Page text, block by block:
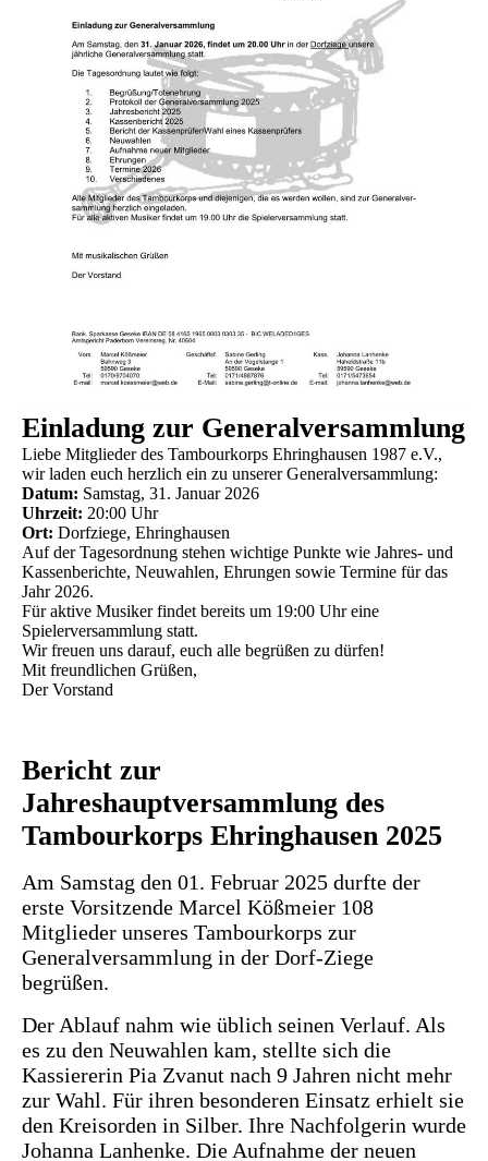
Einladung zur Generalversammlung
Liebe Mitglieder des Tambourkorps Ehringhausen 1987 e.V.,
wir laden euch herzlich ein zu unserer Generalversammlung:
Datum: Samstag, 31. Januar 2026
Uhrzeit: 20:00 Uhr
Ort: Dorfziege, Ehringhausen
Auf der Tagesordnung stehen wichtige Punkte wie Jahres- und
Kassenberichte, Neuwahlen, Ehrungen sowie Termine für das
Jahr 2026.
Für aktive Musiker findet bereits um 19:00 Uhr eine
Spielerversammlung statt.
Wir freuen uns darauf, euch alle begrüßen zu dürfen!
Mit freundlichen Grüßen,
Der Vorstand
Bericht zur
Jahreshauptversammlung des
Tambourkorps Ehringhausen 2025
Am Samstag den 01. Februar 2025 durfte der
erste Vorsitzende Marcel Kößmeier 108
Mitglieder unseres Tambourkorps zur
Generalversammlung in der Dorf-Ziege
begrüßen.
Der Ablauf nahm wie üblich seinen Verlauf. Als
es zu den Neuwahlen kam, stellte sich die
Kassiererin Pia Zvanut nach 9 Jahren nicht mehr
zur Wahl. Für ihren besonderen Einsatz erhielt sie
den Kreisorden in Silber. Ihre Nachfolgerin wurde
Johanna Lanhenke. Die Aufnahme der neuen